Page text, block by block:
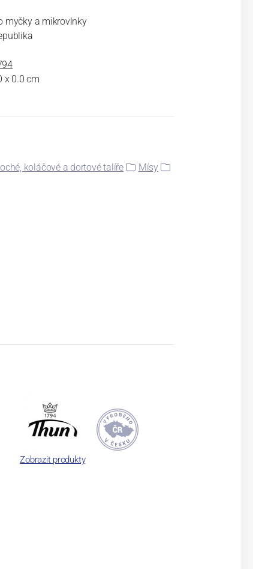
myčky a mikrovlnky
x 0.0 cm
koláčové a dortové talíře
Mísy
Zobrazit produkty